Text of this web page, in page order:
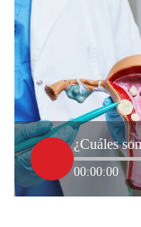
00:00:00